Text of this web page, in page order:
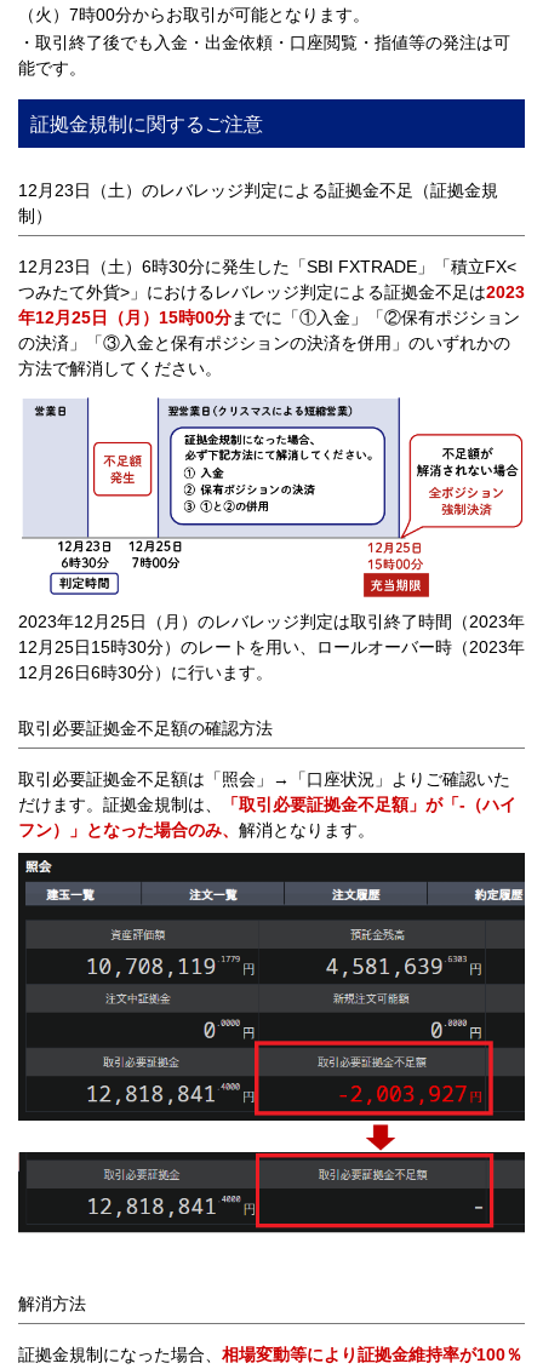
（火）7時00分からお取引が可能となります。
・取引終了後でも入金・出金依頼・口座閲覧・指値等の発注は可
能です。
証拠金規制に関するご注意
12月23日（土）のレバレッジ判定による証拠金不足（証拠金規
制）
12月23日（土）6時30分に発生した「SBI FXTRADE」「積立FX<
つみたて外貨>」におけるレバレッジ判定による証拠金不足は2023
年12月25日（月）15時00分までに「①入金」「②保有ポジション
の決済」「③入金と保有ポジションの決済を併用」のいずれかの
方法で解消してください。
2023年12月25日（月）のレバレッジ判定は取引終了時間（2023年
12月25日15時30分）のレートを用い、ロールオーバー時（2023年
12月26日6時30分）に行います。
取引必要証拠金不足額の確認方法
取引必要証拠金不足額は「照会」→「口座状況」よりご確認いた
だけます。証拠金規制は、
「取引必要証拠金不足額」が「-（ハイ
フン）」となった場合のみ、 解消となります。
解消方法
証拠金規制になった場合、 相場変動等により証拠金維持率が100％